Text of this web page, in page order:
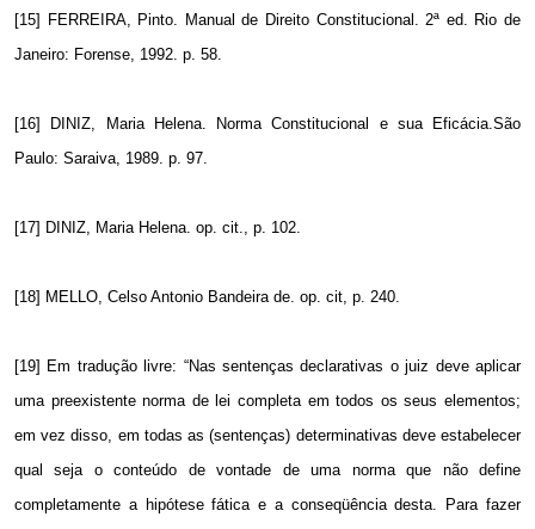
[15] FERREIRA, Pinto. Manual de Direito Constitucional. 2ª ed. Rio de
Janeiro: Forense, 1992. p. 58.
[16] DINIZ, Maria Helena. Norma Constitucional e sua Eficácia.São
Paulo: Saraiva, 1989. p. 97.
[17] DINIZ, Maria Helena. op. cit., p. 102.
[18] MELLO, Celso Antonio Bandeira de. op. cit, p. 240.
[19] Em tradução livre: “Nas sentenças declarativas o juiz deve aplicar
uma preexistente norma de lei completa em todos os seus elementos;
em vez disso, em todas as (sentenças) determinativas deve estabelecer
qual seja o conteúdo de vontade de uma norma que não define
completamente a hipótese fática e a conseqüência desta. Para fazer